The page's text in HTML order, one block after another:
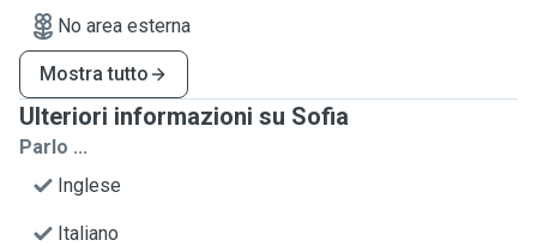
No area esterna
Mostra tutto
Ulteriori informazioni su Sofia
Parlo ...
Inglese
Italiano